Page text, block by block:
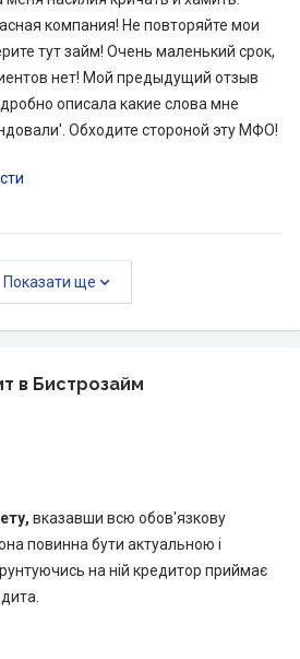
компания! Не повторяйте мои
тут займ! Очень маленький срок,
нет! Мой предыдущий отзыв
описала какие слова мне
Обходите стороной эту МФО!
Показати ще
в Бистрозайм
вказавши всю обов'язкову
повинна бути актуальною і
на ній кредитор приймає